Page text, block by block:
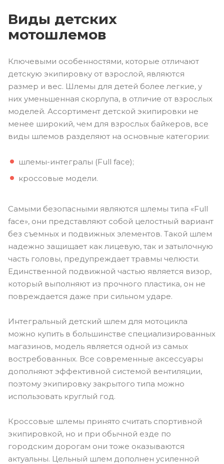
Виды детских
мотошлемов
Ключевыми особенностями, которые отличают
детскую экипировку от взрослой, являются
размер и вес. Шлемы для детей более легкие, у
них уменьшенная скорлупа, в отличие от взрослых
моделей. Ассортимент детской экипировки не
менее широкий, чем для взрослых байкеров, все
виды шлемов разделяют на основные категории:
шлемы-интегралы (Full face);
кроссовые модели.
Самыми безопасными являются шлемы типа «Full
face», они представляют собой целостный вариант
без съемных и подвижных элементов. Такой шлем
надежно защищает как лицевую, так и затылочную
часть головы, предупреждает травмы челюсти.
Единственной подвижной частью является визор,
который выполняют из прочного пластика, он не
повреждается даже при сильном ударе.
Интегральный детский шлем для мотоцикла
можно купить в большинстве специализированных
магазинов, модель является одной из самых
востребованных. Все современные аксессуары
дополняют эффективной системой вентиляции,
поэтому экипировку закрытого типа можно
использовать круглый год.
Кроссовые шлемы принято считать спортивной
экипировкой, но и при обычной езде по
городским дорогам они тоже оказываются
актуальны. Цельный шлем дополнен усиленной